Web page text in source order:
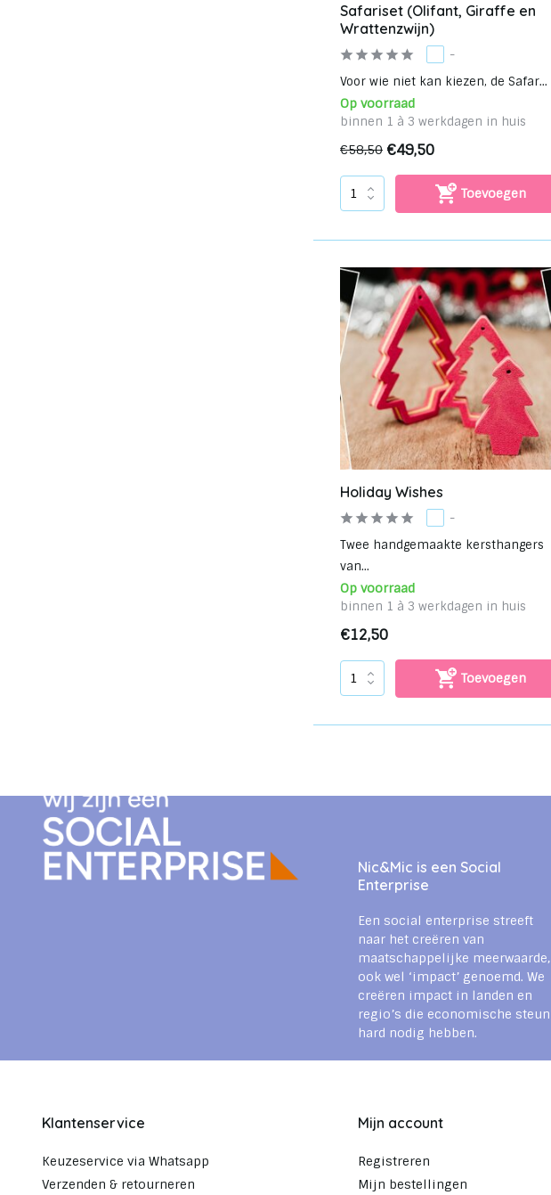
Safariset (Olifant, Giraffe en
Wrattenzwijn)
-
Voor wie niet kan kiezen, de Safar...
Op voorraad
binnen 1 à 3 werkdagen in huis
€58,50 €49,50
Toevoegen
Holiday Wishes
-
Twee handgemaakte kersthangers
van...
Op voorraad
binnen 1 à 3 werkdagen in huis
€12,50
Toevoegen
Nic&Mic is een Social
Enterprise
Een social enterprise streeft
naar het creëren van
maatschappelijke meerwaarde,
ook wel ‘impact’ genoemd. We
creëren impact in landen en
regio’s die economische steun
hard nodig hebben.
Klantenservice
Keuzeservice via Whatsapp
Verzenden & retourneren
Mijn account
Registreren
Mijn bestellingen